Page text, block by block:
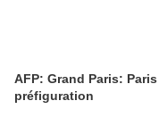
AFP: Grand Paris:
préfiguration